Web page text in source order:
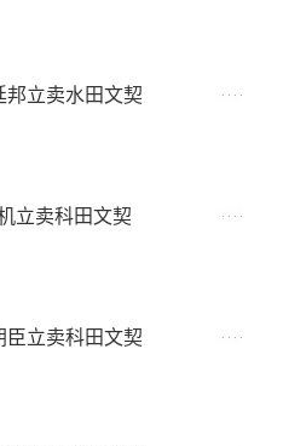
邦立卖水田文契
立卖科田文契
臣立卖科田文契